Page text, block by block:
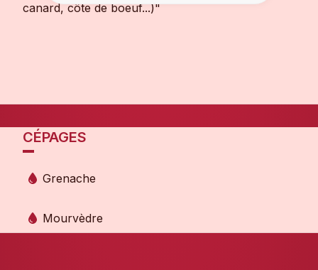
canard, côte de boeuf...)"
CÉPAGES
Grenache
Mourvèdre